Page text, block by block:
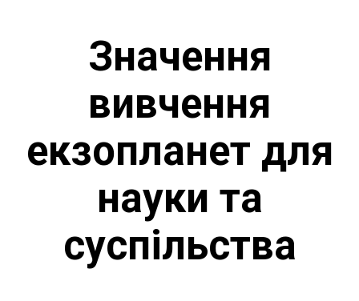
Значення
вивчення
екзопланет для
науки та
суспільства